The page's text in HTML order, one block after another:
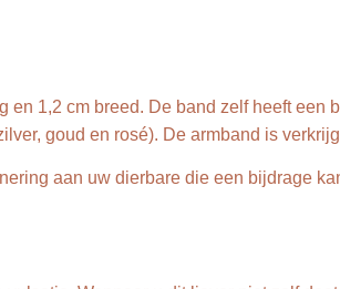
1,2 cm breed. De band zelf heeft een
goud en rosé). De armband is
aan uw dierbare die een bijdrage